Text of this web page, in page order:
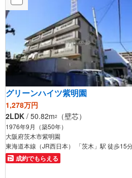
グリーンハイツ紫明園
1,278万円
2LDK / 50.82m2 （壁芯）
1976年9月（築50年）
大阪府茨木市紫明園
東海道本線（JR西日本） 「茨木」駅 徒歩15
成約でもらえる